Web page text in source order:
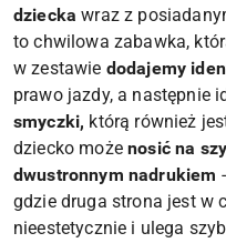
dziecka wraz z
to chwilowa zabawka,
w zestawie dodajemy
prawo jazdy, a następnie
smyczki, którą również
dziecko możenosić na
dwustronnym nadrukiem
gdzie druga strona jest w
nieestetycznie i ulega